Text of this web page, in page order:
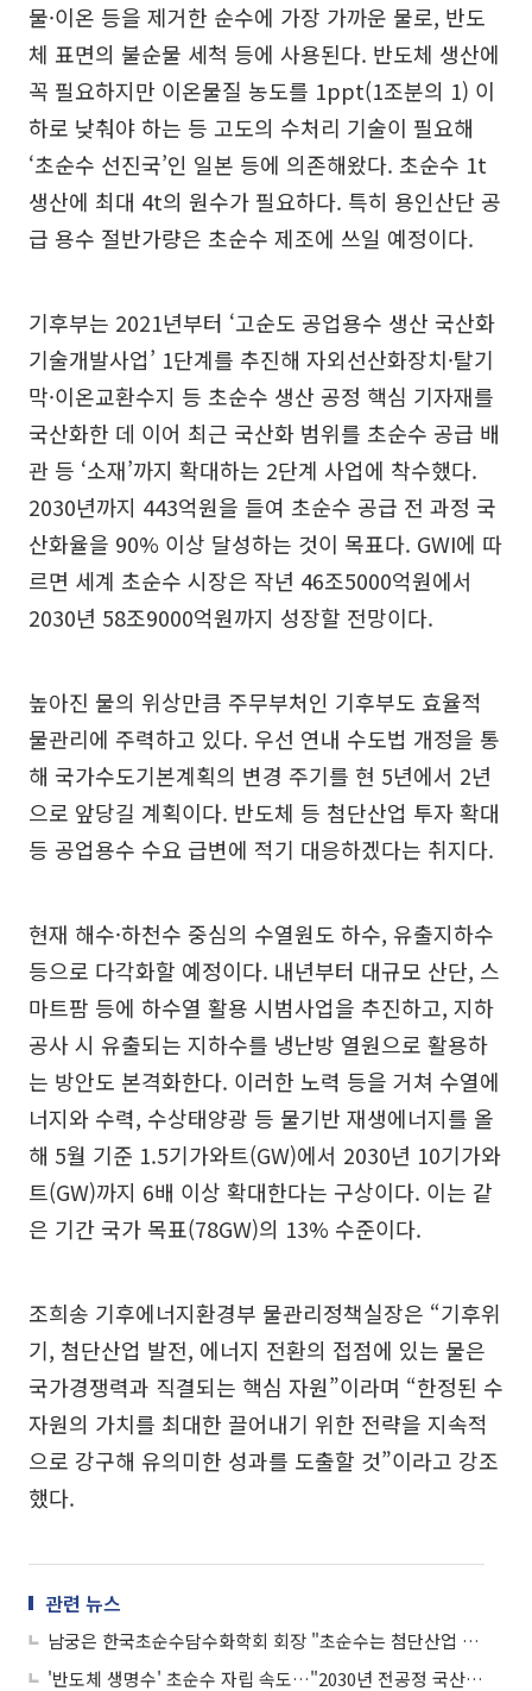
물·이온 등을 제거한 순수에 가장 가까운 물로, 반도
체 표면의 불순물 세척 등에 사용된다. 반도체 생산에
꼭 필요하지만 이온물질 농도를 1ppt(1조분의 1) 이
하로 낮춰야 하는 등 고도의 수처리 기술이 필요해
‘초순수 선진국’인 일본 등에 의존해왔다. 초순수 1t
생산에 최대 4t의 원수가 필요하다. 특히 용인산단 공
급 용수 절반가량은 초순수 제조에 쓰일 예정이다.
기후부는 2021년부터 ‘고순도 공업용수 생산 국산화
기술개발사업’ 1단계를 추진해 자외선산화장치·탈기
막·이온교환수지 등 초순수 생산 공정 핵심 기자재를
국산화한 데 이어 최근 국산화 범위를 초순수 공급 배
관 등 ‘소재’까지 확대하는 2단계 사업에 착수했다.
2030년까지 443억원을 들여 초순수 공급 전 과정 국
산화율을 90% 이상 달성하는 것이 목표다. GWI에 따
르면 세계 초순수 시장은 작년 46조5000억원에서
2030년 58조9000억원까지 성장할 전망이다.
높아진 물의 위상만큼 주무부처인 기후부도 효율적
물관리에 주력하고 있다. 우선 연내 수도법 개정을 통
해 국가수도기본계획의 변경 주기를 현 5년에서 2년
으로 앞당길 계획이다. 반도체 등 첨단산업 투자 확대
등 공업용수 수요 급변에 적기 대응하겠다는 취지다.
현재 해수·하천수 중심의 수열원도 하수, 유출지하수
등으로 다각화할 예정이다. 내년부터 대규모 산단, 스
마트팜 등에 하수열 활용 시범사업을 추진하고, 지하
공사 시 유출되는 지하수를 냉난방 열원으로 활용하
는 방안도 본격화한다. 이러한 노력 등을 거쳐 수열에
너지와 수력, 수상태양광 등 물기반 재생에너지를 올
해 5월 기준 1.5기가와트(GW)에서 2030년 10기가와
트(GW)까지 6배 이상 확대한다는 구상이다. 이는 같
은 기간 국가 목표(78GW)의 13% 수준이다.
조희송 기후에너지환경부 물관리정책실장은 “기후위
기, 첨단산업 발전, 에너지 전환의 접점에 있는 물은
국가경쟁력과 직결되는 핵심 자원”이라며 “한정된 수
자원의 가치를 최대한 끌어내기 위한 전략을 지속적
으로 강구해 유의미한 성과를 도출할 것”이라고 강조
했다.
관련 뉴스
남궁은 한국초순수담수화학회 회장 "초순수는 첨단산업 핵심 기반 기술"
'반도체 생명수' 초순수 자립 속도…"2030년 전공정 국산화 90%↑"